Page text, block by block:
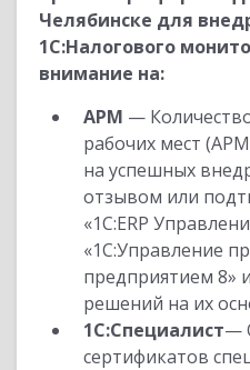
Челябинске для
1С:Налогового
внимание на:
АРМ —
рабочих мест
на успешных
отзывом или
«1С:ERP
«1С:Управление
предприятием 8»
решений на их
1С:Специалист—
сертификатов